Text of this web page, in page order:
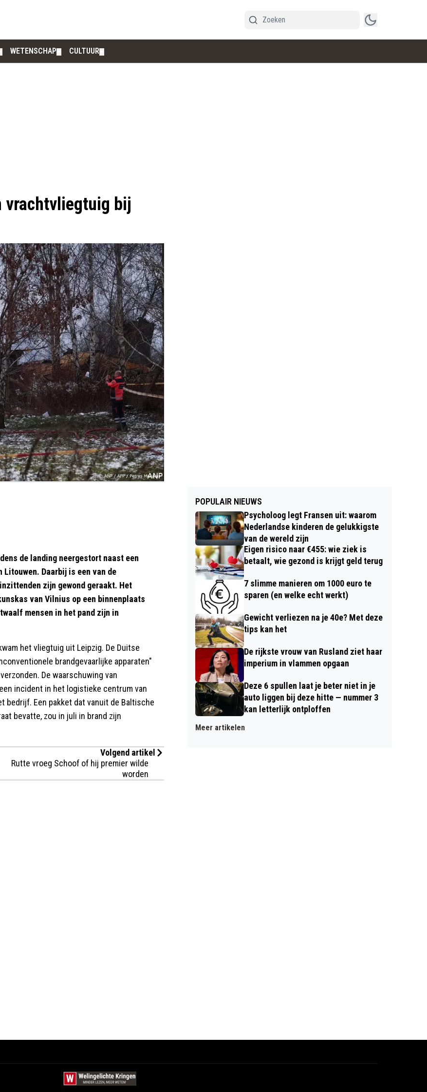
WETENSCHAP CULTUUR
vrachtvliegtuig bij
de landing neergestort naast een
Daarbij is een van de
zijn gewond geraakt. Het
van Vilnius op een binnenplaats
mensen in het pand zijn in
het vliegtuig uit Leipzig. De Duitse
brandgevaarlijke apparaten"
De waarschuwing van
incident in het logistieke centrum van
bedrijf. Een pakket dat vanuit de Baltische
bevatte, zou in juli in brand zijn
Volgend artikel
Rutte vroeg Schoof of hij premier wilde
worden
POPULAIR NIEUWS
Psycholoog legt Fransen uit: waarom
Nederlandse kinderen de gelukkigste
van de wereld zijn
Eigen risico naar €455: wie ziek is
betaalt, wie gezond is krijgt geld terug
7 slimme manieren om 1000 euro te
sparen (en welke echt werkt)
Gewicht verliezen na je 40e? Met deze
tips kan het
De rijkste vrouw van Rusland ziet haar
imperium in vlammen opgaan
Deze 6 spullen laat je beter niet in je
auto liggen bij deze hitte — nummer 3
kan letterlijk ontploffen
Meer artikelen